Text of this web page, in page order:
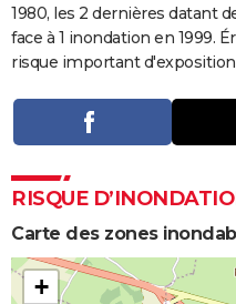
COPAINS D'AVANT
S'inscrire
Se connecter
Lycées
Collèges
Primaires
Universités
Entreprises
Service militaire
Avis de recherche
1980, les 2 dernières datant
face à 1 inondation en 1999.
risque important d'exposition
RISQUE
Carte des zones
+